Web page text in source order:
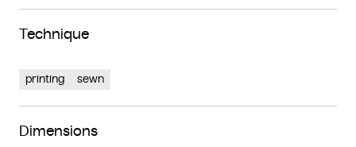
Technique
printing sewn
Dimensions